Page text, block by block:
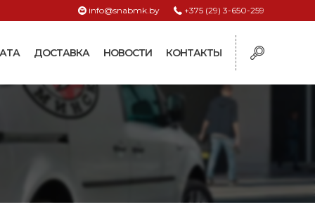
+375 (29) 3-650-259
info@snabmk.by
ДОСТАВКА НОВОСТИ КОНТАКТЫ
для систем
и